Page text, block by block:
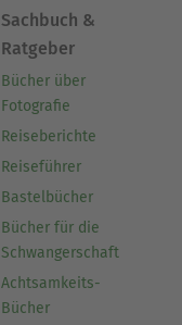
Sachbuch &
Ratgeber
Bücher über
Fotografie
Reiseberichte
Reiseführer
Bastelbücher
Bücher für die
Schwangerschaft
Achtsamkeits-
Bücher